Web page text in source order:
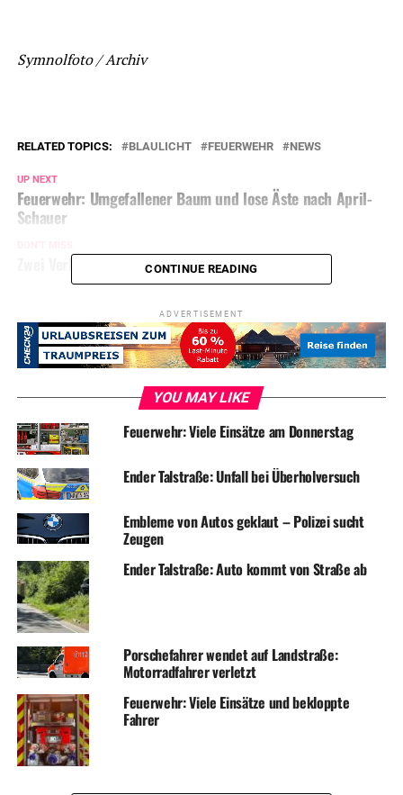
Symnolfoto / Archiv
RELATED TOPICS: BLAULICHT FEUERWEHR NEWS
UP NEXT
Feuerwehr: Umgefallener Baum und lose Äste nach April-
Schauer
Zwei Verletzte nach Auffahrunfall
CONTINUE READING
ADVERTISEMENT
YOU MAY LIKE
Feuerwehr: Viele Einsätze am Donnerstag
Ender Talstraße: Unfall bei Überholversuch
Embleme von Autos geklaut – Polizei sucht
Zeugen
Ender Talstraße: Auto kommt von Straße ab
Porschefahrer wendet auf Landstraße:
Motorradfahrer verletzt
Feuerwehr: Viele Einsätze und bekloppte
Fahrer